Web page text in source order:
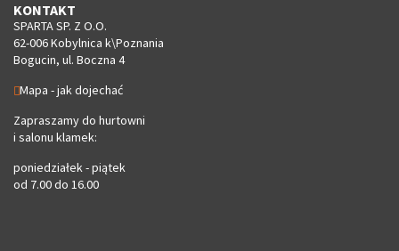
KONTAKT
SPARTA SP. Z O.O.
62-006 Kobylnica k\Poznania
Bogucin, ul. Boczna 4
Mapa - jak dojechać
Zapraszamy do hurtowni
i salonu klamek:
poniedziałek - piątek
od 7.00 do 16.00